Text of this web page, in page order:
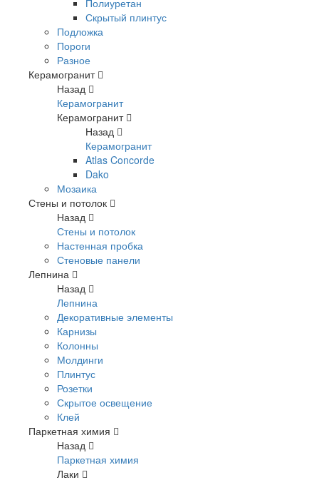
Полиуретан
Скрытый плинтус
Подложка
Пороги
Разное
Керамогранит
Назад
Керамогранит
Керамогранит
Назад
Керамогранит
Atlas Concorde
Dako
Мозаика
Стены и потолок
Назад
Стены и потолок
Настенная пробка
Стеновые панели
Лепнина
Назад
Лепнина
Декоративные элементы
Карнизы
Колонны
Молдинги
Плинтус
Розетки
Скрытое освещение
Клей
Паркетная химия
Назад
Паркетная химия
Лаки